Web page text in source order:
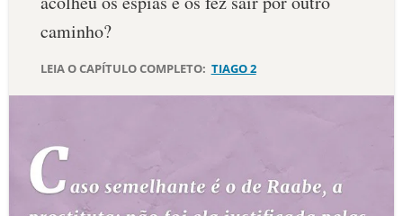
SALMO DO DIA
DEVOCIONAL DIÁRIO
ESTUDOS BÍBLICOS
ESBOÇOS DE PREGAÇÃO
caminho?
LEIA O CAPÍTULO COMPLETO: TIAGO 2